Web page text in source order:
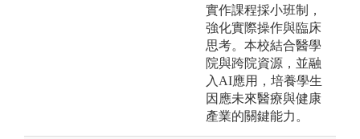
實作課程採小班制，
強化實際操作與臨床
思考。本校結合醫學
院與跨院資源，並融
入AI應用，培養學生
因應未來醫療與健康
產業的關鍵能力。